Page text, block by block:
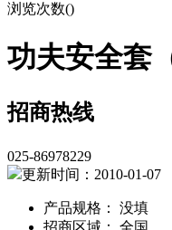
浏览次数()
功夫安全套
招商热线
025-86978229
更新时间：2010-01-07
产品规格： 没填
招商区域： 全国